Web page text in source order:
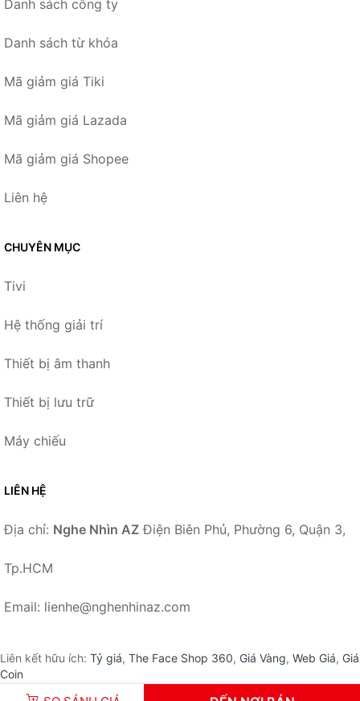
Danh sách công ty
Danh sách từ khóa
Mã giảm giá Tiki
Mã giảm giá Lazada
Mã giảm giá Shopee
Liên hệ
CHUYÊN MỤC
Tivi
Hệ thống giải trí
Thiết bị âm thanh
Thiết bị lưu trữ
Máy chiếu
LIÊN HỆ
Địa chỉ: Nghe Nhìn AZ Điện Biên Phủ, Phường 6, Quận 3,
Tp.HCM
Email: lienhe@nghenhinaz.com
Liên kết hữu ích: Tỷ giá, The Face Shop 360, Giá Vàng, Web Giá, Giá
Coin